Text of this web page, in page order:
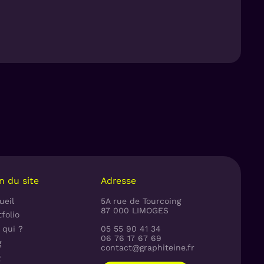
du site
qui ?
Adresse
5A rue de Tourcoing
87 000 LIMOGES
05 55 90 41 34
06 76 17 67 69
contact@graphiteine.fr